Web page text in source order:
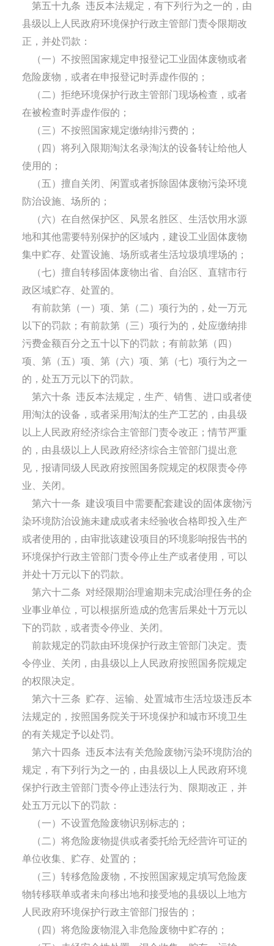
第五十九条 违反本法规定，有下列行为之一的，由
县级以上人民政府环境保护行政主管部门责令限期改
正，并处罚款：
（一）不按照国家规定申报登记工业固体废物或者
危险废物，或者在申报登记时弄虚作假的；
（二）拒绝环境保护行政主管部门现场检查，或者
在被检查时弄虚作假的；
（三）不按照国家规定缴纳排污费的；
（四）将列入限期淘汰名录淘汰的设备转让给他人
使用的；
（五）擅自关闭、闲置或者拆除固体废物污染环境
防治设施、场所的；
（六）在自然保护区、风景名胜区、生活饮用水源
地和其他需要特别保护的区域内，建设工业固体废物
集中贮存、处置设施、场所或者生活垃圾填埋场的；
（七）擅自转移固体废物出省、自治区、直辖市行
政区域贮存、处置的。
有前款第（一）项、第（二）项行为的，处一万元
以下的罚款；有前款第（三）项行为的，处应缴纳排
污费金额百分之五十以下的罚款；有前款第（四）
项、第（五）项、第（六）项、第（七）项行为之一
的，处五万元以下的罚款。
第六十条 违反本法规定，生产、销售、进口或者使
用淘汰的设备，或者采用淘汰的生产工艺的，由县级
以上人民政府经济综合主管部门责令改正；情节严重
的，由县级以上人民政府经济综合主管部门提出意
见，报请同级人民政府按照国务院规定的权限责令停
业、关闭。
第六十一条 建设项目中需要配套建设的固体废物污
染环境防治设施未建成或者未经验收合格即投入生产
或者使用的，由审批该建设项目的环境影响报告书的
环境保护行政主管部门责令停止生产或者使用，可以
并处十万元以下的罚款。
第六十二条 对经限期治理逾期未完成治理任务的企
业事业单位，可以根据所造成的危害后果处十万元以
下的罚款，或者责令停业、关闭。
前款规定的罚款由环境保护行政主管部门决定。责
令停业、关闭，由县级以上人民政府按照国务院规定
的权限决定。
第六十三条 贮存、运输、处置城市生活垃圾违反本
法规定的，按照国务院关于环境保护和城市环境卫生
的有关规定予以处罚。
第六十四条 违反本法有关危险废物污染环境防治的
规定，有下列行为之一的，由县级以上人民政府环境
保护行政主管部门责令停止违法行为、限期改正，并
处五万元以下的罚款：
（一）不设置危险废物识别标志的；
（二）将危险废物提供或者委托给无经营许可证的
单位收集、贮存、处置的；
（三）转移危险废物，不按照国家规定填写危险废
物转移联单或者未向移出地和接受地的县级以上地方
人民政府环境保护行政主管部门报告的；
（四）将危险废物混入非危险废物中贮存的；